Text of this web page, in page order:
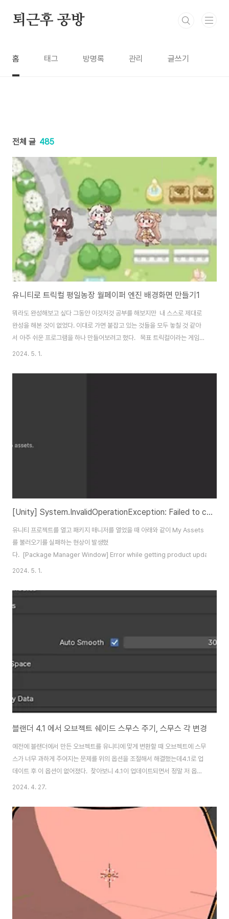
퇴근후 공방
홈 태그 방명록 관리 글쓰기
전체 글 485
유니티로 트릭컬 평일농장 월페이퍼 엔진 배경화면 만들기1
뭐라도 완성해보고 싶다 그동안 이것저것 공부를 해보지만 내 스스로 제대로
완성을 해본 것이 없었다. 이대로 가면 붙잡고 있는 것들을 모두 놓칠 것 같아
서 아주 쉬운 프로그램을 하나 만들어보려고 했다. 목표 트릭컬이라는 게임에
는 평일농장이라는 컨텐츠가 있다. 일종의 길드 시스템인데 아래의 배경에 미
다. 이 게임을 하면서 여기를 자주 멍하니 보다가움직이는 배경화면같다는 생
2024. 5. 1.
[Unity] System.InvalidOperationException: Failed to call Unity ID to get auth code.
유니티 프로젝트를 열고 패키지 매니저를 열었을 때 아래와 같이 My Assets
를 불러오기를 실패하는 현상이 발생했
다. [Package Manager Window] Error while getting product update
2024. 5. 1.
블랜더 4.1 에서 오브젝트 쉐이드 스무스 주기, 스무스 각 변경
예전에 블랜더에서 만든 오브젝트를 유니티에 맞게 변환할 때 오브젝트에 스무
스가 너무 과하게 주어지는 문제를 위의 옵션을 조절해서 해결했는데4.1로 업
데이트 후 이 옵션이 없어졌다. 찾아보니 4.1이 업데이트되면서 정말 저 옵션
이 사라지고 오브젝트 옵션(우클릭)에 Shade Smooth by Angle 라는 옵션
다. 심지어 단순히 Shade Smooth 를 클릭해도 저번 버전의
뭉개짐 없이 스무스가 적용되었다.알아서 해준다는 뜻인가? 더 찾아보니
Modifier에도 Smooth by Angle가 있다.여기서 원래 사용하던 값을 건들
수 있는 것 같다.Ignore Sharpness를 누..
2024. 4. 27.